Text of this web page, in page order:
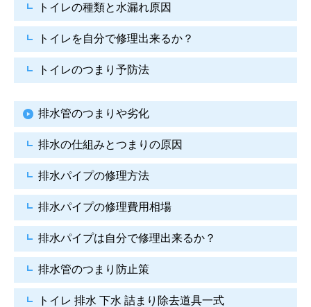
トイレの種類と水漏れ原因
トイレを自分で修理出来るか？
トイレのつまり予防法
排水管のつまりや劣化
排水の仕組みとつまりの原因
排水パイプの修理方法
排水パイプの修理費用相場
排水パイプは自分で修理出来るか？
排水管のつまり防止策
トイレ 排水 下水 詰まり除去道具一式